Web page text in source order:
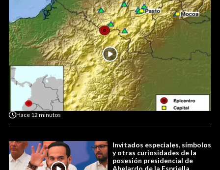
Hace 12 minutos
Invitados especiales, símbolos
y otras curiosidades de la
posesión presidencial de